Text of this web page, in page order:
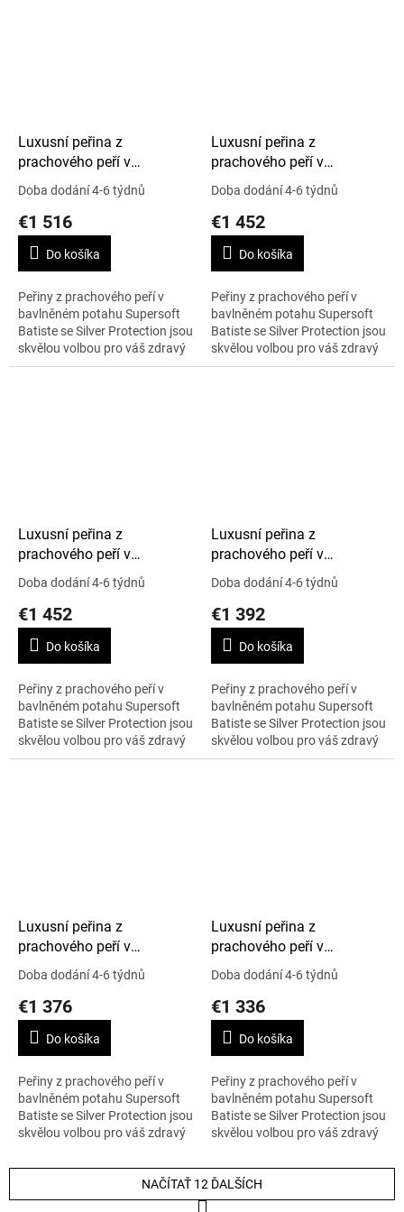
Luxusní peřina z
prachového peří v
Supersoft Batiste, Silver
Protection, 220 x 220 cm,
Artic Winter
Doba dodání 4-6 týdnů
€1 516
Do košíka
Peřiny z prachového peří v
bavlněném potahu Supersoft
Batiste se Silver Protection jsou
skvělou volbou pro váš zdravý
spánek, i pokud se obáváte
Luxusní peřina z
prachového peří v
Supersoft Batiste, Silver
Protection, 250 x 220 cm,
Cold Winter
Doba dodání 4-6 týdnů
€1 452
Do košíka
Peřiny z prachového peří v
bavlněném potahu Supersoft
Batiste se Silver Protection jsou
skvělou volbou pro váš zdravý
spánek, i pokud se obáváte
Luxusní peřina z
prachového peří v
Supersoft Batiste, Silver
Protection, 260 x 240 cm,
Classic Winter
Doba dodání 4-6 týdnů
€1 452
Do košíka
Peřiny z prachového peří v
bavlněném potahu Supersoft
Batiste se Silver Protection jsou
skvělou volbou pro váš zdravý
spánek, i pokud se obáváte
Luxusní peřina z
prachového peří v
Supersoft Batiste, Silver
Protection, 240 x 220 cm,
Cold Winter
Doba dodání 4-6 týdnů
€1 392
Do košíka
Peřiny z prachového peří v
bavlněném potahu Supersoft
Batiste se Silver Protection jsou
skvělou volbou pro váš zdravý
spánek, i pokud se obáváte
Luxusní peřina z
prachového peří v
Supersoft Batiste, Silver
Protection, 200 x 220 cm,
Artic Winter
Doba dodání 4-6 týdnů
€1 376
Do košíka
Peřiny z prachového peří v
bavlněném potahu Supersoft
Batiste se Silver Protection jsou
skvělou volbou pro váš zdravý
alergie na peří. Rozměr peřiny...
Luxusní peřina z
prachového peří v
Supersoft Batiste, Silver
Protection, 230 x 220 cm,
Cold Winter
Doba dodání 4-6 týdnů
€1 336
Do košíka
Peřiny z prachového peří v
bavlněném potahu Supersoft
Batiste se Silver Protection jsou
skvělou volbou pro váš zdravý
alergie na peří. Rozměr peřiny...
NAČÍTAŤ 12 ĎALŠÍCH
S